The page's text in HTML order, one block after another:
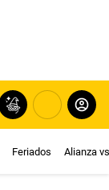
Feriados Alianza